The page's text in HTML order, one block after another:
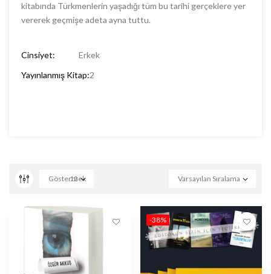
kitabında Türkmenlerin yaşadığı tüm bu tarihi gerçeklere yer
vererek geçmişe adeta ayna tuttu.
Cinsiyet:
Erkek
Yayınlanmış Kitap:2
Varsayılan Sıralama
Göstermek
12
-38%